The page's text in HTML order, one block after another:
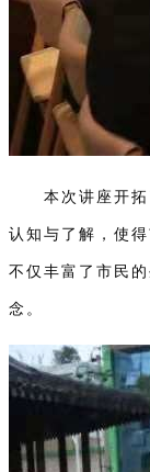
本次讲座开
认知与了解，使
不仅丰富了市民
念。